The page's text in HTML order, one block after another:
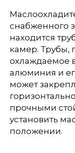
снабженного
находится
камер. Трубы,
охлаждаемое
алюминия и
может
прочными
установить
положении.